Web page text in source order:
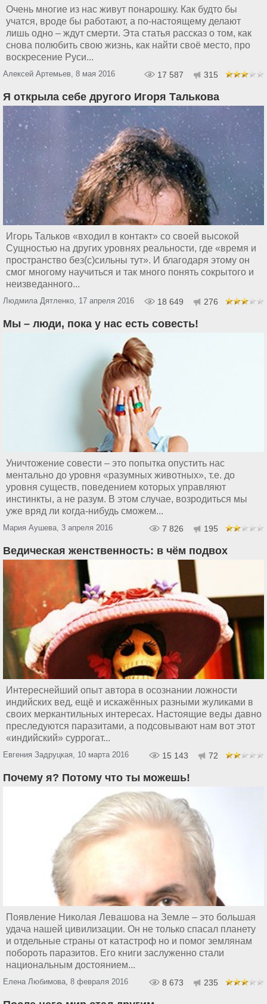
Очень многие из нас живут понарошку. Как будто бы
учатся, вроде бы работают, а по-настоящему делают
лишь одно – ждут смерти. Эта статья рассказ о том, как
снова полюбить свою жизнь, как найти своё место, про
воскресение Руси...
Алексей Артемьев, 8 мая 2016 17 587 315
Я открыла себе другого Игоря Талькова
Игорь Тальков «входил в контакт» со своей высокой
Сущностью на других уровнях реальности, где «время и
пространство без(с)сильны тут». И благодаря этому он
смог многому научиться и так много понять сокрытого и
неизведанного...
Людмила Дятленко, 17 апреля 2016 18 649 276
Мы – люди, пока у нас есть совесть!
Уничтожение совести – это попытка опустить нас
ментально до уровня «разумных животных», т.е. до
уровня существ, поведением которых управляют
инстинкты, а не разум. В этом случае, возродиться мы
уже вряд ли когда-нибудь сможем...
Мария Аушева, 3 апреля 2016 7 826 195
Ведическая женственность: в чём подвох
Интереснейший опыт автора в осознании ложности
индийских вед, ещё и искажённых разными жуликами в
своих меркантильных интересах. Настоящие веды давно
преследуются паразитами, а подсовывают нам вот этот
«индийский» суррогат...
Евгения Задруцкая, 10 марта 2016 15 143 72
Почему я? Потому что ты можешь!
Появление Николая Левашова на Земле – это большая
удача нашей цивилизации. Он не только спасал планету
и отдельные страны от катастроф но и помог землянам
побороть паразитов. Его книги заслуженно стали
национальным достоянием...
Елена Любимова, 8 февраля 2016 8 673 235